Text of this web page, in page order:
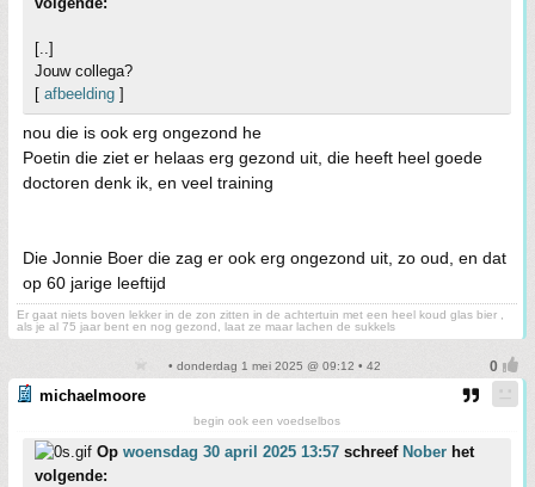
[..]
Jouw collega?
[ afbeelding ]
nou die is ook erg ongezond he
Poetin die ziet er helaas erg gezond uit, die heeft heel goede
doctoren denk ik, en veel training
Die Jonnie Boer die zag er ook erg ongezond uit, zo oud, en dat
op 60 jarige leeftijd
Er gaat niets boven lekker in de zon zitten in de achtertuin met een heel koud glas bier ,
als je al 75 jaar bent en nog gezond, laat ze maar lachen de sukkels
• donderdag 1 mei 2025 @ 09:12 • 42
michaelmoore
begin ook een voedselbos
Op woensdag 30 april 2025 13:57 schreef Nober het
volgende: